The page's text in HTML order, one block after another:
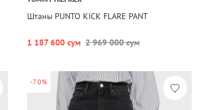
Штаны PUNTO KICK FLARE PANT
1 187 600 сум 2 969 000 сум
-70%